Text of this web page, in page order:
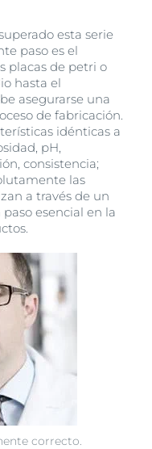
correcto.
esta serie
paso es el
placas de petri o
hasta el
asegurarse una
de fabricación.
idénticas a
pH,
consistencia;
las
a través de un
esencial en la